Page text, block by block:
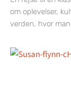
om oplevelser,
verden, hvor man